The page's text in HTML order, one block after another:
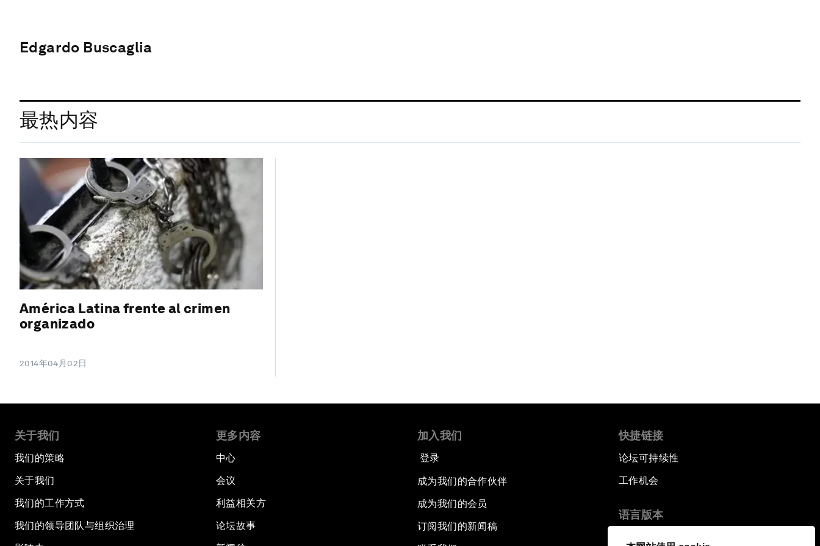
Edgardo Buscaglia
最热内容
América Latina frente al crimen
organizado
2014年04月02日
关于我们
我们的策略
关于我们
我们的工作方式
我们的领导团队与组织治理
更多内容
中心
会议
利益相关方
论坛故事
加入我们
登录
成为我们的合作伙伴
成为我们的会员
订阅我们的新闻稿
快捷链接
论坛可持续性
工作机会
语言版本